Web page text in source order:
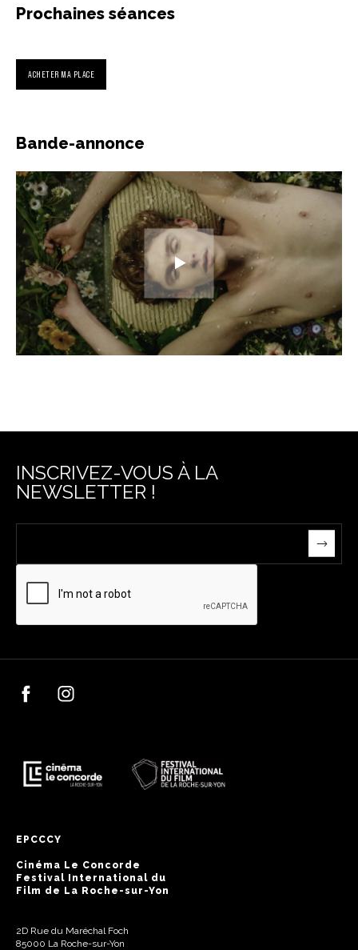
Prochaines séances
ACHETER MA PLACE
Bande-annonce
INSCRIVEZ-VOUS À LA
NEWSLETTER !
EPCCCY
Cinéma Le Concorde
Festival International du
Film de La Roche-sur-Yon
2D Rue du Maréchal Foch
85000 La Roche-sur-Yon